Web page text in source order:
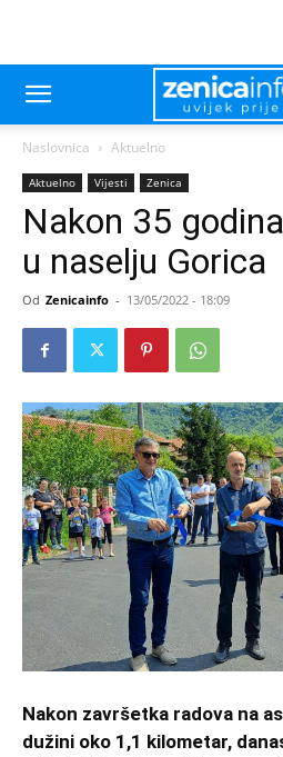
Naslovnica Aktuelno
Aktuelno Vijesti Zenica
Nakon 35
u naselju Gorica
Od Zenicainfo - 13/05/2022 - 18:09
Nakon završetka radova na
dužini oko 1,1 kilometar,